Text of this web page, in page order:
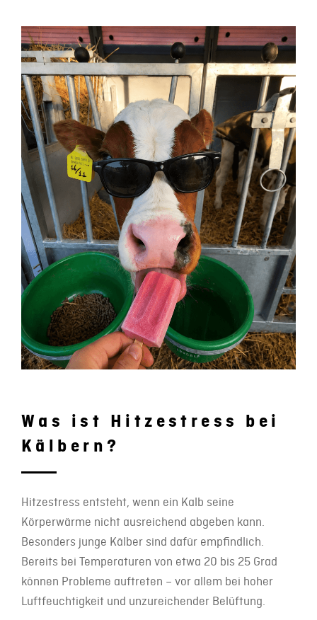
Was ist Hitzestress bei
Kälbern?
Hitzestress entsteht, wenn ein Kalb seine
Körperwärme nicht ausreichend abgeben kann.
Besonders junge Kälber sind dafür empfindlich.
Bereits bei Temperaturen von etwa 20 bis 25 Grad
können Probleme auftreten – vor allem bei hoher
Luftfeuchtigkeit und unzureichender Belüftung.